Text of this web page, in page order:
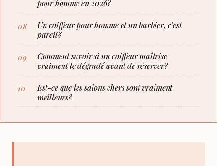
pour homme en 2026?
Un coiffeur pour homme et un barbier, c’est
pareil?
Comment savoir si un coiffeur maîtrise
vraiment le dégradé avant de réserver?
Est-ce que les salons chers sont vraiment
meilleurs?